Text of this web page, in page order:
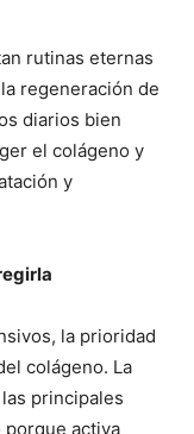
rutinas eternas
regeneración de
diarios bien
el colágeno y
y
la prioridad
colágeno. La
principales
activa